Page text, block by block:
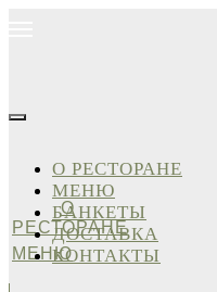
О
РЕСТОРАНЕ
МЕНЮ
О РЕСТОРАНЕ
МЕНЮ
БАНКЕТЫ
ДОСТАВКА
КОНТАКТЫ